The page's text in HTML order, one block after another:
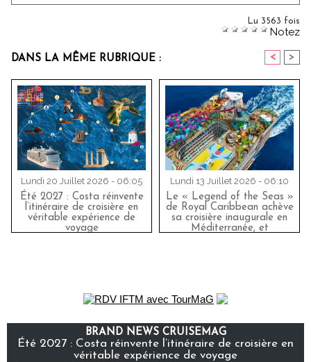
Lu 3563 fois
Notez
DANS LA MÊME RUBRIQUE : < >
Lundi 20 Juillet 2026 - 06:05
Été 2027 : Costa réinvente
l’itinéraire de croisière en
véritable expérience de
voyage
Lundi 13 Juillet 2026 - 06:10
Le « Legend of the Seas »
de Royal Caribbean achève
sa croisière inaugurale en
Méditerranée, et
BRAND NEWS CRUISEMAG
Été 2027 : Costa réinvente l’itinéraire de croisière en
véritable expérience de voyage